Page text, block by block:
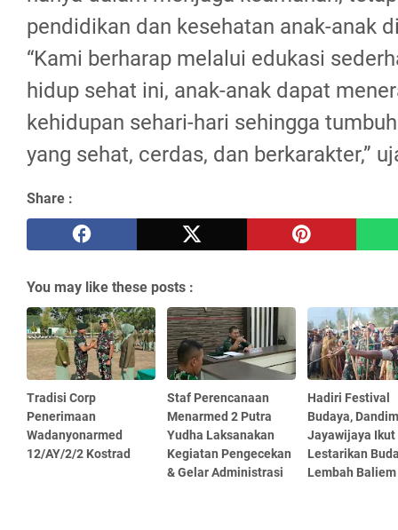
pendidikan dan kesehatan anak-anak
“Kami berharap melalui edukasi
hidup sehat ini, anak-anak dapat
kehidupan sehari-hari sehingga
yang sehat, cerdas, dan berkarakter,”
Share :
You may like these posts :
Tradisi Corp
Penerimaan
Wadanyonarmed
12/AY/2/2 Kostrad
Staf Perencanaan
Menarmed 2 Putra
Yudha Laksanakan
Kegiatan Pengecekan
& Gelar Administrasi
Hadiri Festival
Budaya, Dandim
Jayawijaya Ikut
Lestarikan
Lembah Baliem